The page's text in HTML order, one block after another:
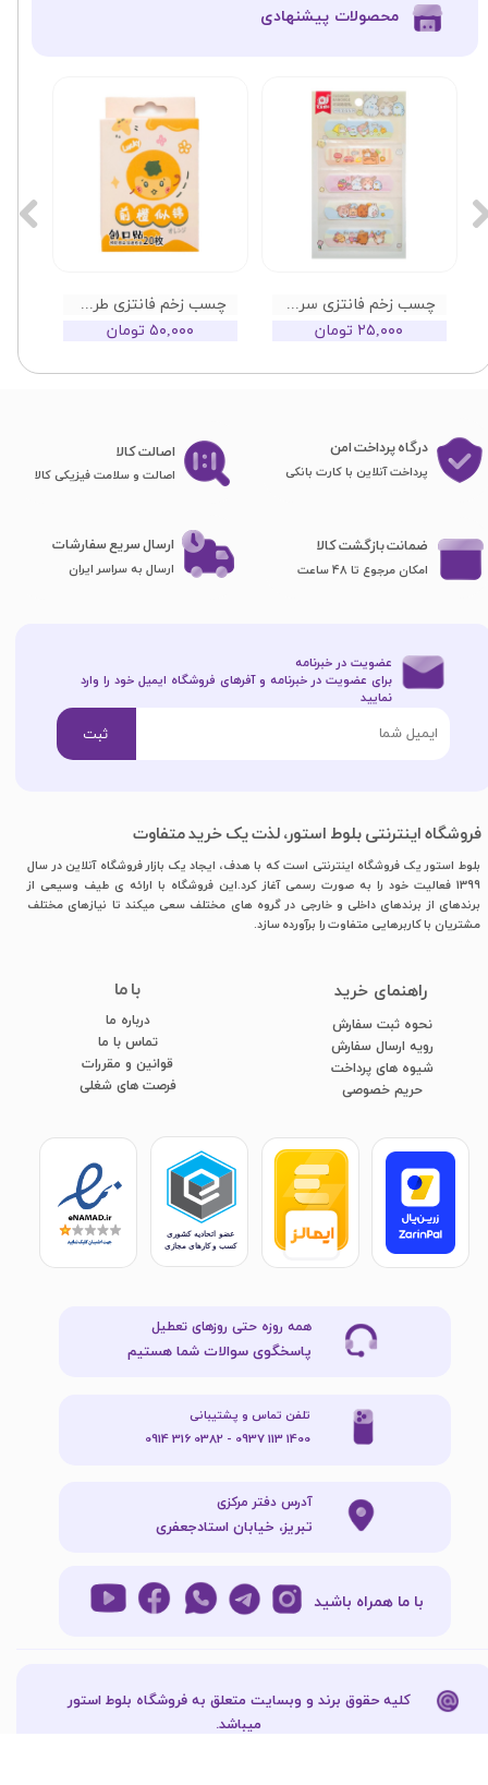
چسب زخم فانتزی طرح استوایی
۵۰,۰۰۰ تومان
چسب زخم فانتزی سری فشن کد 01
۲۵,۰۰۰ تومان
​محصولات پیشنهادی
درگاه پرداخت امن
پرداخت آنلاین با کارت بانکی
فروشگاه اینترنتی بلوط استور، لذت یک خرید متفاوت
بلوط استور یک فروشگاه اینترنتی است که با هدف، ایجاد یک بازار فروشگاه آنلاین در سال
1399 فعالیت خود را به صورت رسمی آغاز کرد.این فروشگاه با ارائه ی طیف وسیعی از
برندهای از برندهای داخلی و خارجی در گروه های مختلف سعی میکند تا نیازهای مختلف
مشتریان با کاربرهایی متفاوت را برآورده سازد.
با ما
درباره ما
تماس با ما
قوانین و مقررات
فرصت های شغلی
​راهنمای خرید
نحوه ثبت سفارش
رویه ارسال سفارش
شیوه های پرداخت
​​​​​​​حریم خصوصی
اصا​​​​​​​لت کالا
اصالت و سلامت فیزیکی کالا
ضمانت بازگشت کالا
امکان مرجوع تا 48 ساعت
ارسال سریع سفارشات
ارسال به سراسر ایران
با ما همراه باشید
همه روزه حتی روزهای تعطیل
پاسخگوی سوالات شما هستیم
آدرس دفتر مرکزی
تبریز، خیابان استادجعفری
تلفن تماس و پشتیبانی
1400 113 0937 - 0382 316 0914
عضویت در خبرنامه
برای عضویت در خبرنامه و آفرهای فروشگاه ایمیل خود را وارد
نمایید​​​​​​​
ثبت
کلیه حقوق برند و وبسایت متعلق به فروشگاه بلوط استور
میباشد.​​​​​​​